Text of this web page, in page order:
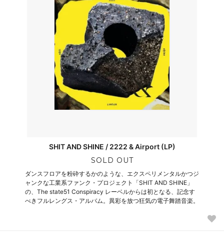
SHIT AND SHINE / 2222 & Airport (LP)
SOLD OUT
ダンスフロアを粉砕するかのような、エクスペリメンタルかつジ
ャンクな工業系ファンク・プロジェクト「SHIT AND SHINE」
の、The state51 Conspiracy レーベルからは初となる、記念す
べきフルレングス・アルバム。異彩を放つ狂気の電子舞踏音楽。